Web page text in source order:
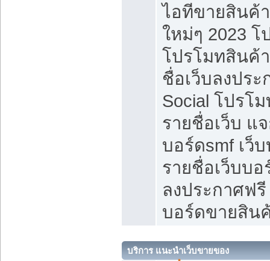
ไอทีขายสินค้
ใหม่ๆ 2023
โปรโมทสินค้
ชื่อเว็บลงปร
Social โปรโ
รายชื่อเว็บ แ
บอร์ดsmf เว็
รายชื่อเว็บบ
ลงประกาศฟรี
บอร์ดขายสิน
บริการ แนะนำเว็บขายของ